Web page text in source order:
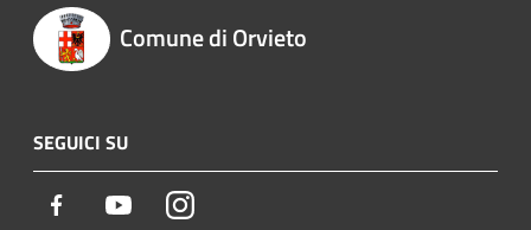
Comune di Orvieto
SEGUICI SU
Facebook YoutubeInstagram